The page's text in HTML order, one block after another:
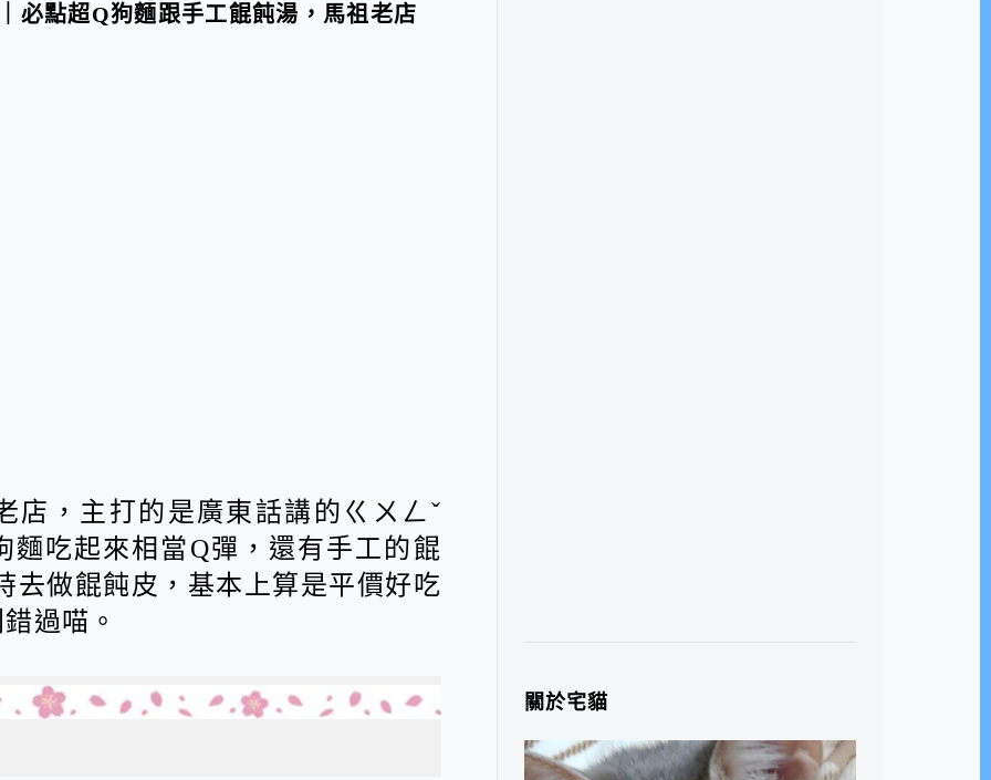
必點超Q狗麵跟手工餛飩湯，馬祖老店
店，主打的是廣東話講的ㄍㄨㄥˇ
吃起來相當Q彈，還有手工的餛
去做餛飩皮，基本上算是平價好吃
過喵。
關於宅貓